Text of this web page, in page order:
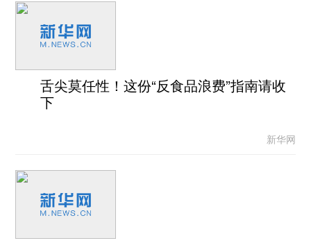
舌尖莫任性！这份“反食品浪费”指南请收
下
新华网